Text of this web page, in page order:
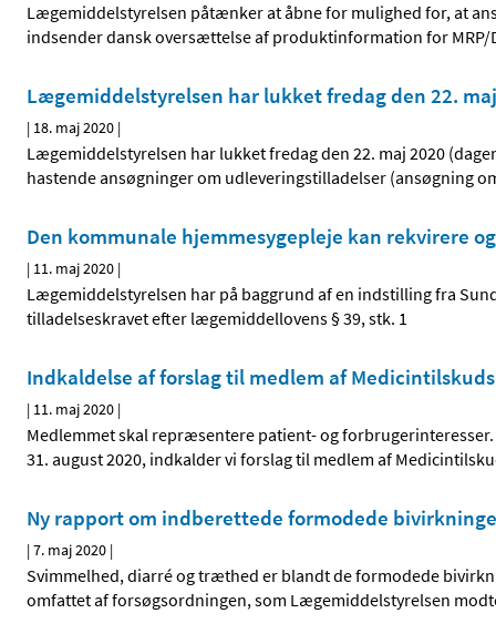
Lægemiddelstyrelsen påtænker at åbne for mulighed for, at
indsender dansk oversættelse af produktinformation for
Lægemiddelstyrelsen har lukket fredag den 22.
| 18. maj 2020 |
Lægemiddelstyrelsen har lukket fredag den 22. maj 2020
hastende ansøgninger om udleveringstilladelser (ansøgning
Den kommunale hjemmesygepleje kan rekvirere
| 11. maj 2020 |
Lægemiddelstyrelsen har på baggrund af en indstilling fra
tilladelseskravet efter lægemiddellovens § 39, stk. 1
Indkaldelse af forslag til medlem af
| 11. maj 2020 |
Medlemmet skal repræsentere patient- og
31. august 2020, indkalder vi forslag til medlem af
Ny rapport om indberettede formodede
|7. maj 2020 |
Svimmelhed, diarré og træthed er blandt de formodede
omfattet af forsøgsordningen, som Lægemiddelstyrelsen